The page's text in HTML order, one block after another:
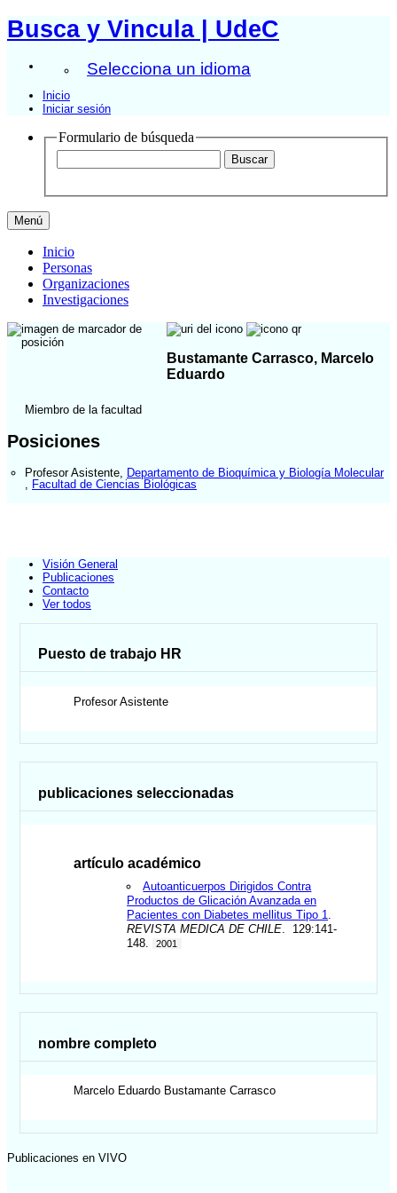
Busca y Vincula | UdeC
Selecciona un idioma
Inicio
Iniciar sesión
Formulario de búsqueda
Menú
Inicio
Personas
Organizaciones
Investigaciones
Bustamante Carrasco, Marcelo
Eduardo
Miembro de la facultad
Posiciones
Profesor Asistente Departamento de Bioquímica y Biología Molecular
Facultad de Ciencias Biológicas
Visión General
Publicaciones
Contacto
Ver todos
Puesto de trabajo HR
Profesor Asistente
publicaciones seleccionadas
artículo académico
Autoanticuerpos Dirigidos Contra
Productos de Glicación Avanzada en
Pacientes con Diabetes mellitus Tipo 1
REVISTA MEDICA DE CHILE . 129:141-
148.
2001
nombre completo
Marcelo Eduardo Bustamante Carrasco
Publicaciones en VIVO